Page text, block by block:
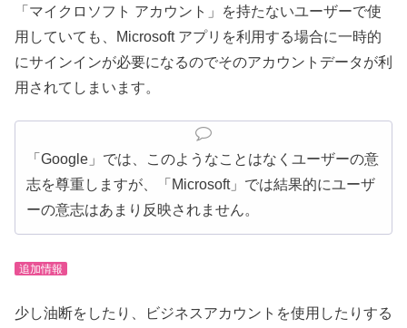
「マイクロソフト アカウント」を持たないユーザーで使
用していても、Microsoft アプリを利用する場合に一時的
にサインインが必要になるのでそのアカウントデータが利
用されてしまいます。
「Google」では、このようなことはなくユーザーの意
志を尊重しますが、「Microsoft」では結果的にユーザ
ーの意志はあまり反映されません。
追加情報
少し油断をしたり、ビジネスアカウントを使用したりする